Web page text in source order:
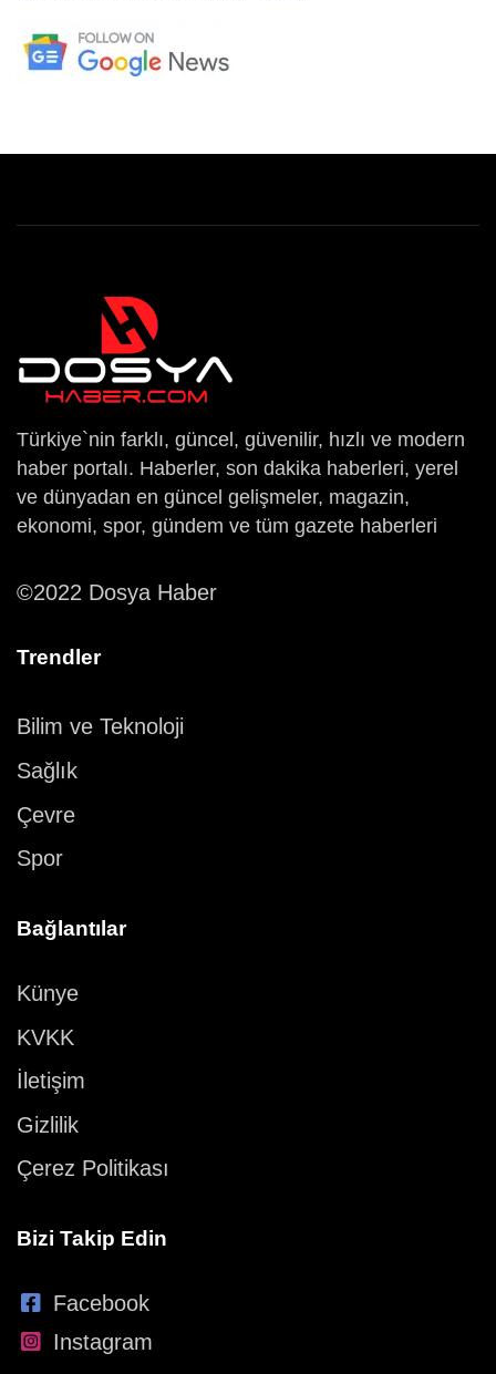
Türkiye`nin farklı, güncel, güvenilir, hızlı ve modern
haber portalı. Haberler, son dakika haberleri, yerel
ve dünyadan en güncel gelişmeler, magazin,
ekonomi, spor, gündem ve tüm gazete haberleri
©2022 Dosya Haber
Trendler
Bilim ve Teknoloji
Sağlık
Çevre
Spor
Bağlantılar
Künye
KVKK
İletişim
Gizlilik
Çerez Politikası
Bizi Takip Edin
Facebook
Instagram